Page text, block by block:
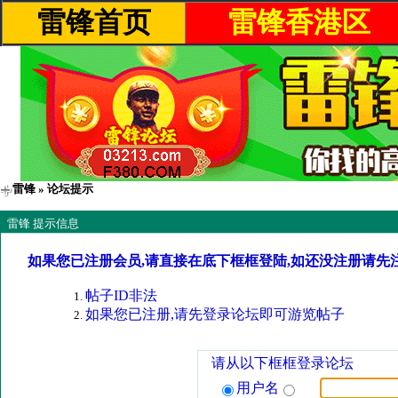
雷锋首页 雷锋香港区
雷锋 » 论坛提示
雷锋 提示信息
如果您已注册会员,请直接在底下框框登陆,如还没注册请先
帖子ID非法
如果您已注册,请先登录论坛即可游览帖子
请从以下框框登录论坛
用户名